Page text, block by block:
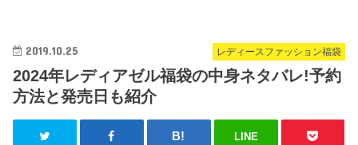
レディースファッション福袋
2019.10.25
2024年レディアゼル福袋の中身ネタバレ!予約
方法と発売日も紹介
LINE